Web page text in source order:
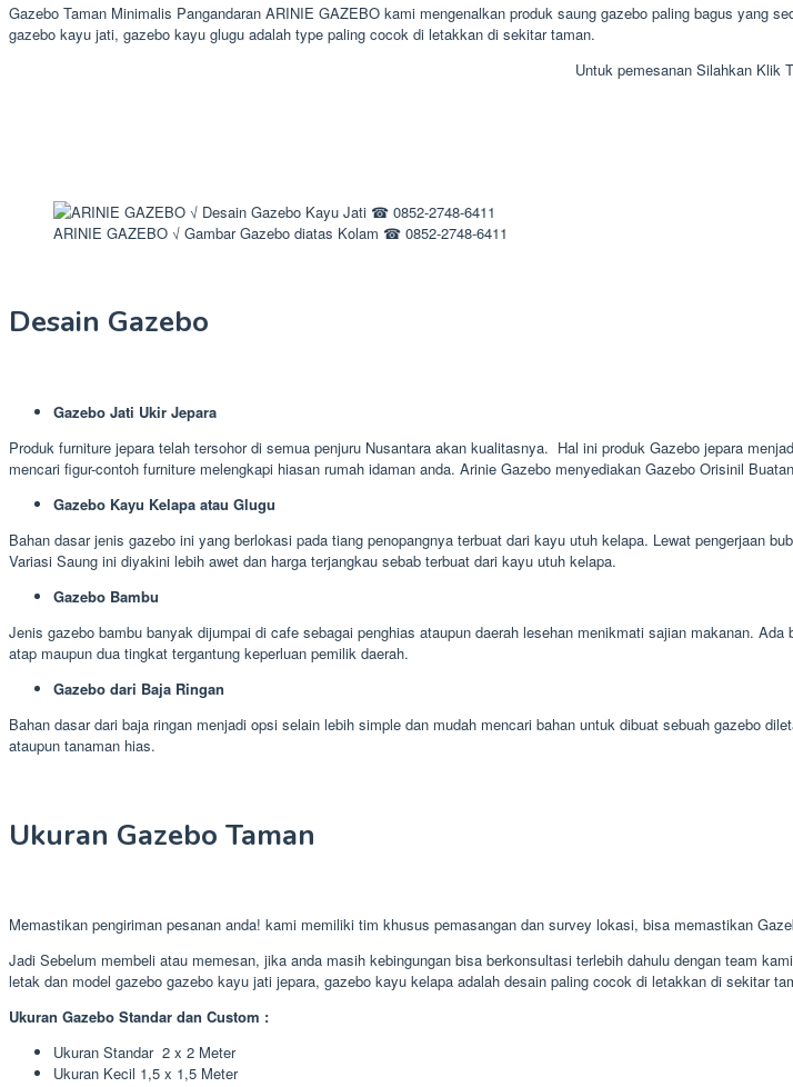
Gazebo Taman Minimalis Pangandaran ARINIE GAZEBO kami mengenalkan produk saung gazebo paling bagus yang
gazebo kayu jati, gazebo kayu glugu adalah type paling cocok di letakkan di sekitar taman.
Untuk pemesanan Silahkan Klik
ARINIE GAZEBO √ Gambar Gazebo diatas Kolam ☎ 0852-2748-6411
Desain Gazebo
Gazebo Jati Ukir Jepara
Produk furniture jepara telah tersohor di semua penjuru Nusantara akan kualitasnya. Hal ini produk Gazebo jepara
mencari figur-contoh furniture melengkapi hiasan rumah idaman anda. Arinie Gazebo menyediakan Gazebo Orisinil
Gazebo Kayu Kelapa atau Glugu
Bahan dasar jenis gazebo ini yang berlokasi pada tiang penopangnya terbuat dari kayu utuh kelapa. Lewat pengerjaan
Variasi Saung ini diyakini lebih awet dan harga terjangkau sebab terbuat dari kayu utuh kelapa.
Gazebo Bambu
Jenis gazebo bambu banyak dijumpai di cafe sebagai penghias ataupun daerah lesehan menikmati sajian makanan.
atap maupun dua tingkat tergantung keperluan pemilik daerah.
Gazebo dari Baja Ringan
Bahan dasar dari baja ringan menjadi opsi selain lebih simple dan mudah mencari bahan untuk dibuat sebuah gazebo
ataupun tanaman hias.
Ukuran Gazebo Taman
Memastikan pengiriman pesanan anda! kami memiliki tim khusus pemasangan dan survey lokasi, bisa memastikan
Jadi Sebelum membeli atau memesan, jika anda masih kebingungan bisa berkonsultasi terlebih dahulu dengan team
letak dan model gazebo gazebo kayu jati jepara, gazebo kayu kelapa adalah desain paling cocok di letakkan di sekitar
Ukuran Gazebo Standar dan Custom :
Ukuran Standar 2 x 2 Meter
Ukuran Kecil 1,5 x 1,5 Meter